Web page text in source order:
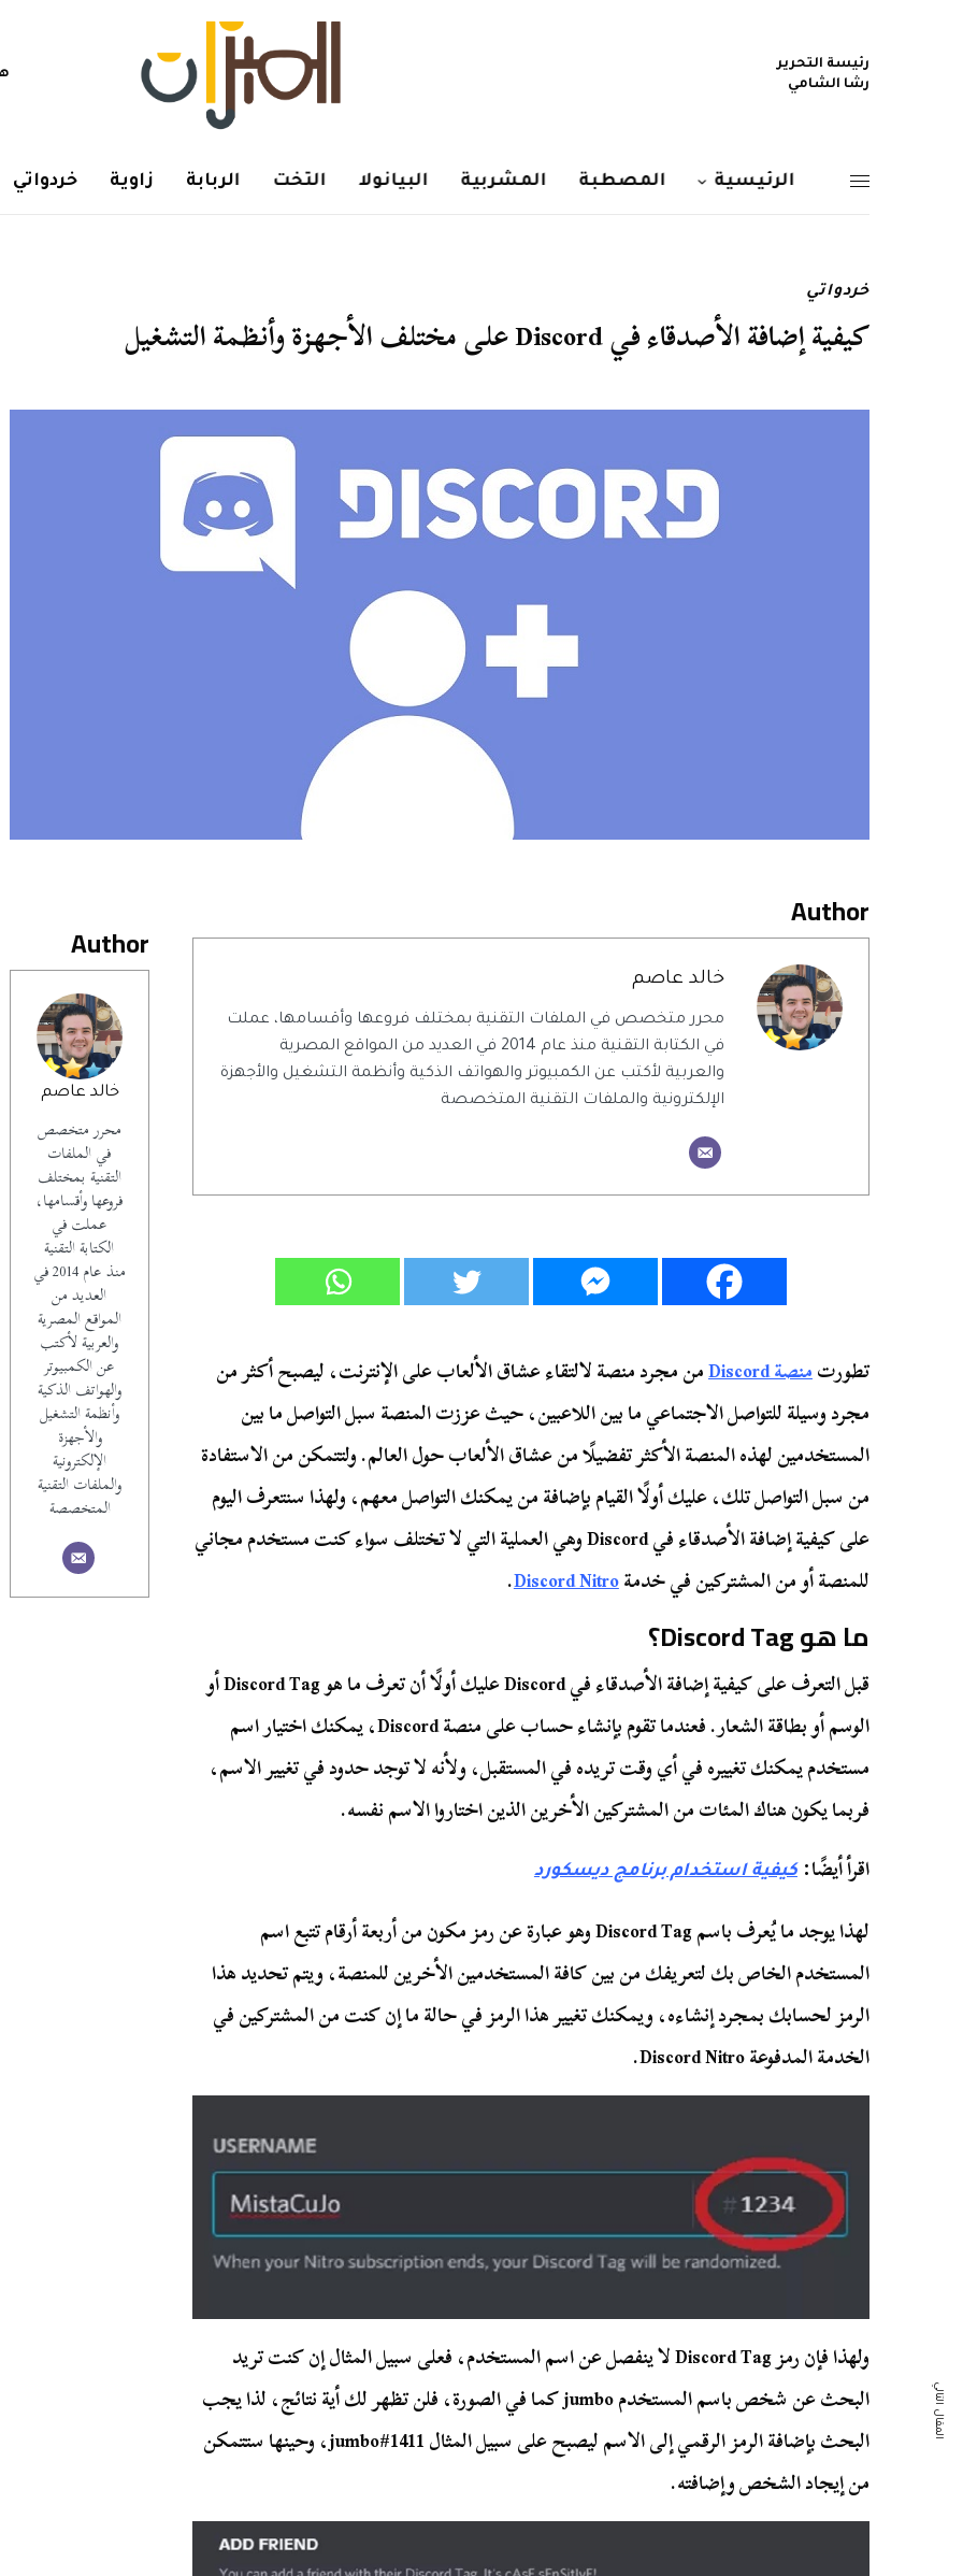
رئيسة التحرير
رشا الشامي
الرئيسية المصطبة المشربية البيانولا التخت الربابة زاوية خردواتي
خردواتي
كيفية إضافة الأصدقاء في Discord على مختلف الأجهزة وأنظمة التشغيل
Author
خالد عاصم
محرر متخصص
في الملفات
التقنية بمختلف
فروعها وأقسامها،
عملت في
الكتابة التقنية
منذ عام 2014 في
العديد من
المواقع المصرية
والعربية لأكتب
عن الكمبيوتر
والهواتف الذكية
وأنظمة التشغيل
والأجهزة
الإلكترونية
والملفات التقنية
المتخصصة
Author
خالد عاصم
محرر متخصص في الملفات التقنية بمختلف فروعها وأقسامها، عملت
في الكتابة التقنية منذ عام 2014 في العديد من المواقع المصرية
والعربية لأكتب عن الكمبيوتر والهواتف الذكية وأنظمة التشغيل والأجهزة
الإلكترونية والملفات التقنية المتخصصة
تطورتمنصة Discord
من مجرد منصة لالتقاء عشاق الألعاب على الإنترنت، ليصبح أكثر من
مجرد وسيلة للتواصل الاجتماعي ما بين اللاعبين، حيث عززت المنصة سبل التواصل ما بين
المستخدمين لهذه المنصة الأكثر تفضيلًا من عشاق الألعاب حول العالم. ولتتمكن من الاستفادة
من سبل التواصل تلك، عليك أولًا القيام بإضافة من يمكنك التواصل معهم، ولهذا سنتعرف اليوم
على كيفية إضافة الأصدقاء في Discord وهي العملية التي لا تختلف سواء كنت مستخدم مجاني
للمنصة أو من المشتركين في خدمةDiscord Nitro
.
ما هو Discord Tag؟
قبل التعرف على كيفية إضافة الأصدقاء في Discord عليك أولًا أن تعرف ما هو Discord Tag أو
الوسم أو بطاقة الشعار. فعندما تقوم بإنشاء حساب على منصة Discord، يمكنك اختيار اسم
مستخدم يمكنك تغييره في أي وقت تريده في المستقبل، ولأنه لا توجد حدود في تغيير الاسم،
فربما يكون هناك المئات من المشتركين الأخرين الذين اختاروا الاسم نفسه.
اقرأ أيضًا:كيفية استخدام برنامج ديسكورد
لهذا يوجد ما يُعرف باسم Discord Tag وهو عبارة عن رمز مكون من أربعة أرقام تتبع اسم
المستخدم الخاص بك لتعريفك من بين كافة المستخدمين الأخرين للمنصة، ويتم تحديد هذا
الرمز لحسابك بمجرد إنشاءه، ويمكنك تغيير هذا الرمز في حالة ما إن كنت من المشتركين في
الخدمة المدفوعة Discord Nitro.
ولهذا فإن رمز Discord Tag لا ينفصل عن اسم المستخدم، فعلى سبيل المثال إن كنت تريد
البحث عن شخص باسم المستخدم jumbo كما في الصورة، فلن تظهر لك أية نتائج، لذا يجب
البحث بإضافة الرمز الرقمي إلى الاسم ليصبح على سبيل المثال jumbo#1411، وحينها ستتمكن
من إيجاد الشخص وإضافته.
المقال التالي